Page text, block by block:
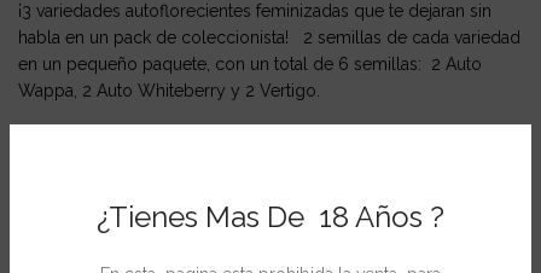
¿Tienes Mas De 18 Años ?
¡3 variedades autoflorecientes feminizadas que te dejaran sin
habla en un pack de coleccionista! 2 semillas de cada variedad
en un pequeño paquete, con un total de 6 semillas: 2 Auto
Wappa, 2 Auto Whiteberry y 2 Vertigo.